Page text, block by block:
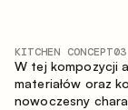
KITCHEN CONCEPT03
W tej kompozycji
materiałów oraz
nowoczesny